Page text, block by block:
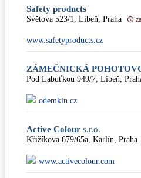
Safety products
Světova 523/1, Libeň, Praha
www.safetyproducts.cz
ZÁMEČNICKÁ
Pod Labuťkou 949/7, Libeň,
odemkin.cz
Active Colour s.r.o.
Křižíkova 679/65a, Karlín, Praha
www.activecolour.com